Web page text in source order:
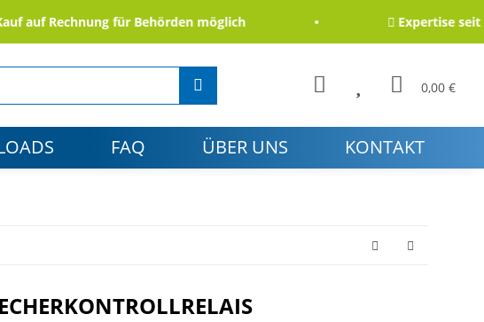
auf Rechnung für Behörden möglich Expertise seit
0,00 €
FAQ ÜBER UNS KONTAKT